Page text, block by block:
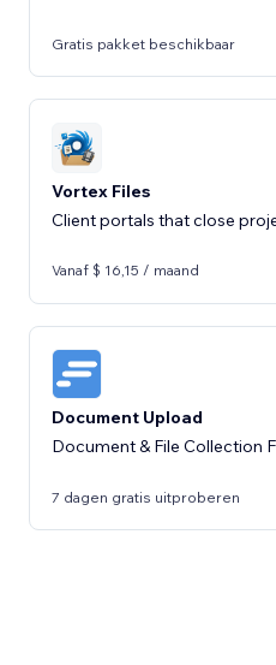
Gratis pakket beschikbaar
Vortex Files
Client portals that close
Vanaf $ 16,15 / maand
Document Upload
Document & File Collection
7 dagen gratis uitproberen